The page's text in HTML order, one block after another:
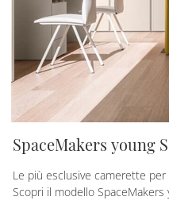
SpaceMakers young
Le più esclusive camerette
Scopri il modello SpaceMakers